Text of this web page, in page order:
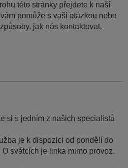
této stránky přejdete k naší
pomůže s vaší otázkou nebo
jak nás kontaktovat.
si s jedním z našich specialistů
je k dispozici od pondělí do
svátcích je linka mimo provoz.